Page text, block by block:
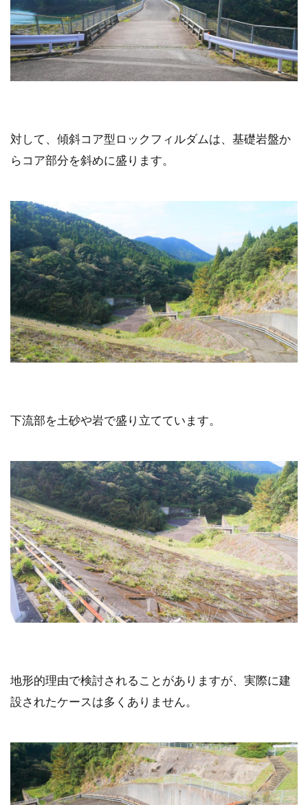
対して、傾斜コア型ロックフィルダムは、基礎岩盤か
らコア部分を斜めに盛ります。
下流部を土砂や岩で盛り立てています。
地形的理由で検討されることがありますが、実際に建
設されたケースは多くありません。